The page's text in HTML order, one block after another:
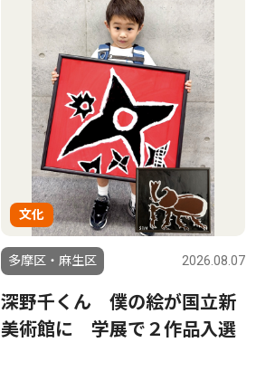
文化
多摩区・麻生区 2026.08.07
深野千くん 僕の絵が国立新
美術館に 学展で２作品入選